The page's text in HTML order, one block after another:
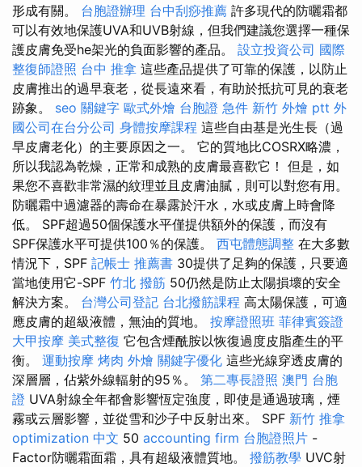
形成有關。 台胞證辦理 台中刮痧推薦 許多現代的防曬霜都
可以有效地保護UVA和UVB射線，但我們建議您選擇一種保
護皮膚免受he架光的負面影響的產品。 設立投資公司 國際
整復師證照 台中 推拿 這些產品提供了可靠的保護，以防止
皮膚推出的過早衰老，從長遠來看，有助於抵抗可見的衰老
跡象。 seo 關鍵字 歐式外燴 台胞證 急件 新竹 外燴 ptt 外
國公司在台分公司 身體按摩課程 這些自由基是光生長（過
早皮膚老化）的主要原因之一。 它的質地比COSRX略濃，
所以我認為乾燥，正常和成熟的皮膚最喜歡它！ 但是，如
果您不喜歡非常濕的紋理並且皮膚油膩，則可以對您有用。
防曬霜中過濾器的壽命在暴露於汗水，水或皮膚上時會降
低。 SPF超過50個保護水平僅提供額外的保護，而沒有
SPF保護水平可提供100％的保護。 西屯體態調整 在大多數
情況下，SPF 記帳士 推薦書 30提供了足夠的保護，只要適
當地使用它-SPF 竹北 撥筋 50仍然是防止太陽損壞的安全
解決方案。 台灣公司登記 台北撥筋課程 高太陽保護，可適
應皮膚的超級液體，無油的質地。 按摩證照班 菲律賓簽證
大甲按摩 美式整復 它包含煙酰胺以恢復過度皮脂產生的平
衡。 運動按摩 烤肉 外燴 關鍵字優化 這些光線穿透皮膚的
深層層，佔紫外線輻射的95％。 第二專長證照 澳門 台胞
證 UVA射線全年都會影響恆定強度，即使是通過玻璃，煙
霧或云層影響，並從雪和沙子中反射出來。 SPF 新竹 推拿
optimization 中文 50 accounting firm 台胞證照片 -
Factor防曬霜面霜，具有超級液體質地。 撥筋教學 UVC射